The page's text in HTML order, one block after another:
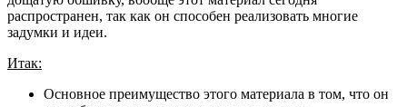
распространен, так как он способен реализовать многие
задумки и идеи.
Итак:
Основное преимущество этого материала в том, что он